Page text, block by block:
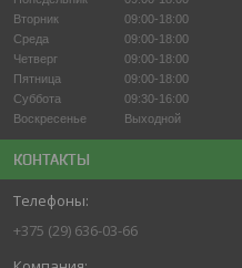
Вторник
09:00-18:00
Среда
09:00-18:00
Четверг
09:00-18:00
Пятница
09:00-18:00
Суббота
09:30-16:00
Воскресенье
Выходной
КОНТАКТЫ
+375 (29) 636-03-66